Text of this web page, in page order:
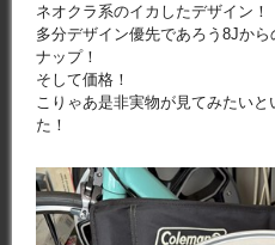
ネオクラ系のイカしたデザイン！
多分デザイン優先であろう8Jか
ナップ！
そして価格！
こりゃあ是非実物が見てみたい
た！